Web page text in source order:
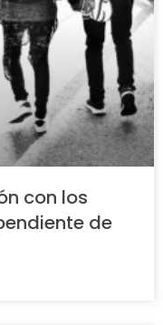
con los
de